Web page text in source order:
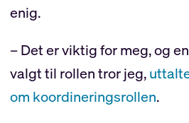
enig.
– Det er viktig for meg, og
valgt til rollen tror jeg,
om koordineringsrollen.